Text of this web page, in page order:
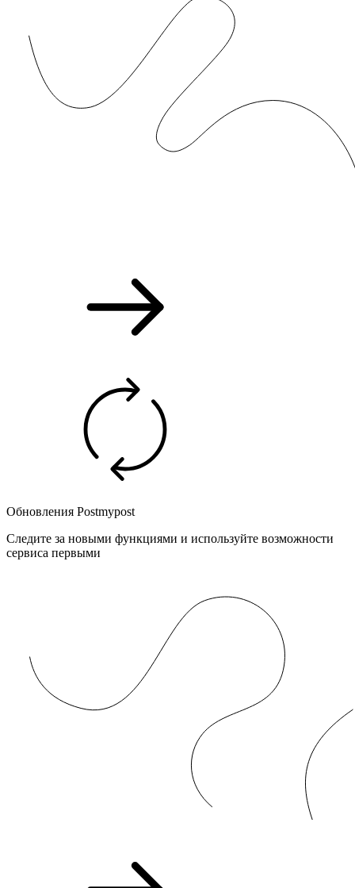
Обновления Postmypost
Следите за новыми функциями и используйте возможности
сервиса первыми